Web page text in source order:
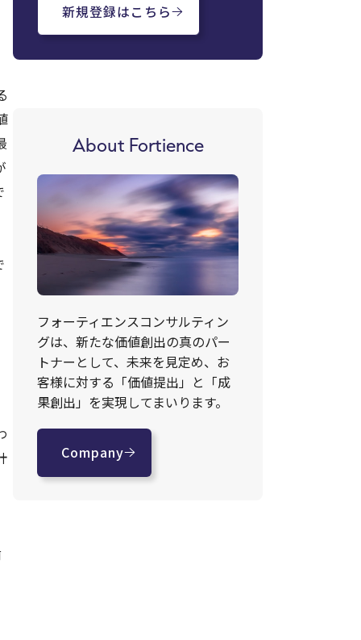
新規登録はこちら
About Fortience
フォーティエンスコンサルティン
グは、新たな価値創出の真のパー
トナーとして、未来を見定め、お
客様に対する「価値提出」と「成
果創出」を実現してまいります。
Company